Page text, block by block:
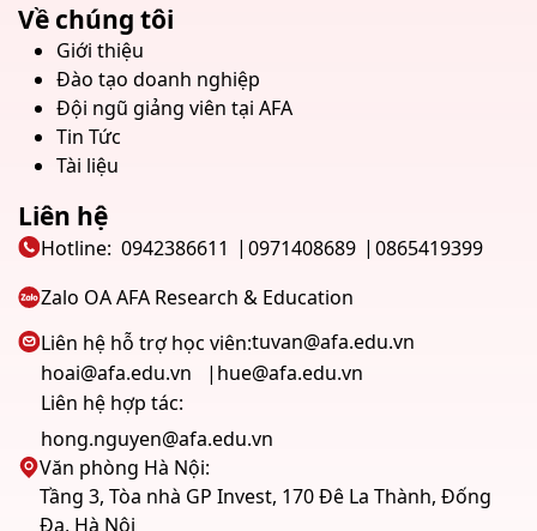
Về chúng tôi
Giới thiệu
Đào tạo doanh nghiệp
Đội ngũ giảng viên tại AFA
Tin Tức
Tài liệu
Liên hệ
Hotline: 0942386611 0971408689
0865419399
Zalo OA AFA Research & Education
Liên hệ hỗ trợ học viên:tuvan@afa.edu.vn
hoai@afa.edu.vn
hue@afa.edu.vn
Liên hệ hợp tác:
hong.nguyen@afa.edu.vn
Văn phòng Hà Nội:
Tầng 3, Tòa nhà GP Invest, 170 Đê La Thành, Đống
Đa, Hà Nội